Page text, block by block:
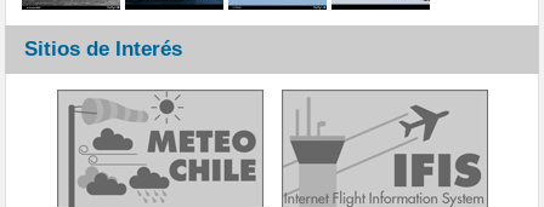
Sitios de Interés